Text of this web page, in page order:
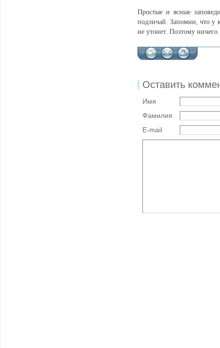
Простые и ясные
подличай. Запомни, что у
не утонет. Поэтому
Оставить
Имя
Фамилия
E-mail